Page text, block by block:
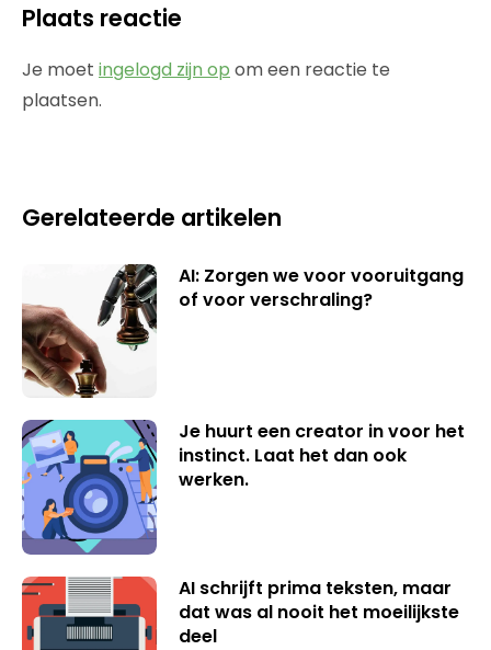
Plaats reactie
Je moet ingelogd zijn op om een reactie te
plaatsen.
Gerelateerde artikelen
AI: Zorgen we voor vooruitgang
of voor verschraling?
Je huurt een creator in voor het
instinct. Laat het dan ook
werken.
AI schrijft prima teksten, maar
dat was al nooit het moeilijkste
deel